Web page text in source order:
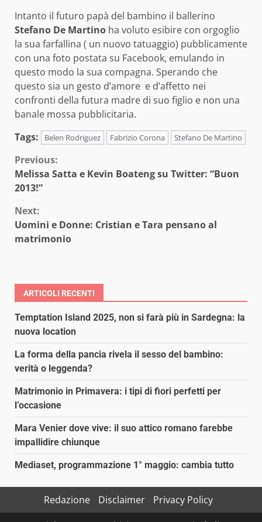
Intanto il futuro papà del bambino il ballerino
Stefano De Martino ha voluto esibire con orgoglio
la sua farfallina ( un nuovo tatuaggio) pubblicamente
con una foto postata su Facebook, emulando in
questo modo la sua compagna. Sperando che
questo sia un gesto d’amore e d’affetto nei
confronti della futura madre di suo figlio e non una
banale mossa pubblicitaria.
Tags:
Belen Rodriguez Fabrizio Corona Stefano De Martino
Continue
Reading
Previous:
Melissa Satta e Kevin Boateng su Twitter: “Buon
2013!”
Next:
Uomini e Donne: Cristian e Tara pensano al
matrimonio
ARTICOLI RECENTI
Temptation Island 2025, non si farà più in Sardegna: la
nuova location
La forma della pancia rivela il sesso del bambino:
verità o leggenda?
Matrimonio in Primavera: i tipi di fiori perfetti per
l’occasione
Mara Venier dove vive: il suo attico romano farebbe
impallidire chiunque
Mediaset, programmazione 1° maggio: cambia tutto
Redazione Disclaimer
Privacy Policy